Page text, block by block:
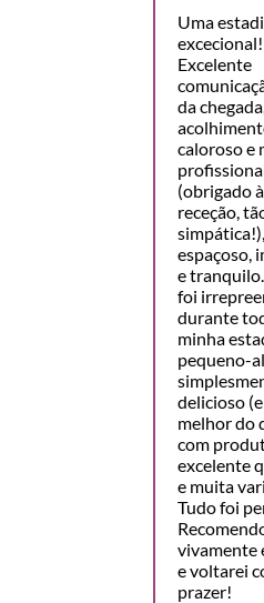
Uma
excecional!
Excelente
da chegada,
caloroso e
(obrigado
receção,
espaçoso,
e
foi
durante
minha
pequeno-
delicioso
melhor do
com
excelente
e muita
Tudo foi
vivamente
e voltarei
prazer!